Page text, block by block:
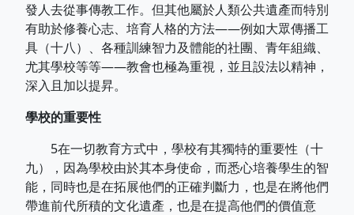
發人去從事傳教工作。但其他屬於人類公共遺產而特別
有助於修養心志、培育人格的方法——例如大眾傳播工
具（十八）、各種訓練智力及體能的社團、青年組織、
尤其學校等等——教會也極為重視，並且設法以精神，
深入且加以提昇。
學校的重要性
5在一切教育方式中，學校有其獨特的重要性（十
九），因為學校由於其本身使命，而悉心培養學生的智
能，同時也是在拓展他們的正確判斷力，也是在將他們
帶進前代所積的文化遺產，也是在提高他們的價值意